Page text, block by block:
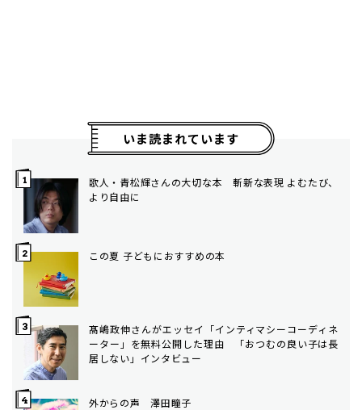
いま読まれています
歌人・青松輝さんの大切な本 斬新な表現 よむたび、
より自由に
この夏 子どもにおすすめの本
髙嶋政伸さんがエッセイ「インティマシーコーディネ
ーター」を無料公開した理由 「おつむの良い子は長
居しない」インタビュー
外からの声 澤田瞳子